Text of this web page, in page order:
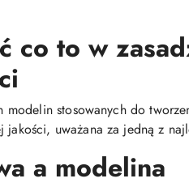
co to w
modelin stosowanych do
jakości, uważana za jedną z
a modelina